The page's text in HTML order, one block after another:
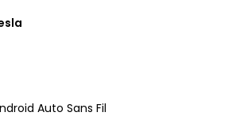
Auto Sans Fil